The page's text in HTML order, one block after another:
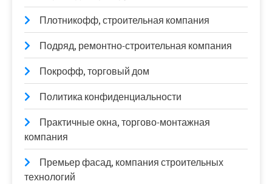
Плотникофф, строительная компания
Подряд, ремонтно-строительная компания
Покрофф, торговый дом
Политика конфиденциальности
Практичные окна, торгово-монтажная
компания
Премьер фасад, компания строительных
технологий